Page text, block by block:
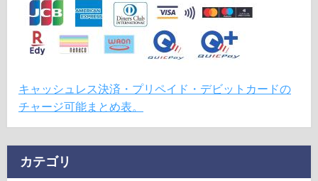
キャッシュレス決済・プリペイド・デビットカードの
チャージ可能まとめ表。
カテゴリ